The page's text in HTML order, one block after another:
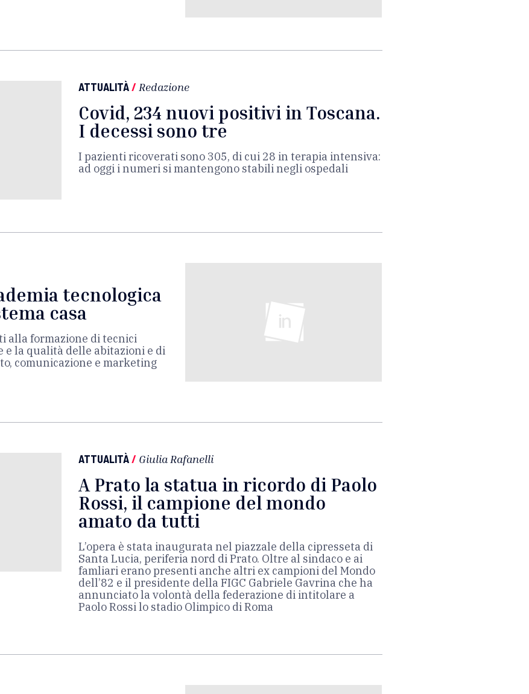
ATTUALITÀ/ Redazione
Covid, 234 nuovi positivi in Toscana.
I decessi sono tre
I pazienti ricoverati sono 305, di cui 28 in terapia intensiva:
ad oggi i numeri si mantengono stabili negli ospedali
tecnologica
casa
alla formazione di tecnici
e la qualità delle abitazioni e di
comunicazione e marketing
ATTUALITÀ/ Giulia Rafanelli
A Prato la statua in ricordo di Paolo
Rossi, il campione del mondo
amato da tutti
L’opera è stata inaugurata nel piazzale della cipresseta di
Santa Lucia, periferia nord di Prato. Oltre al sindaco e ai
famliari erano presenti anche altri ex campioni del Mondo
dell’82 e il presidente della FIGC Gabriele Gavrina che ha
annunciato la volontà della federazione di intitolare a
Paolo Rossi lo stadio Olimpico di Roma